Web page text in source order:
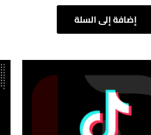
إضافة إلى السلة